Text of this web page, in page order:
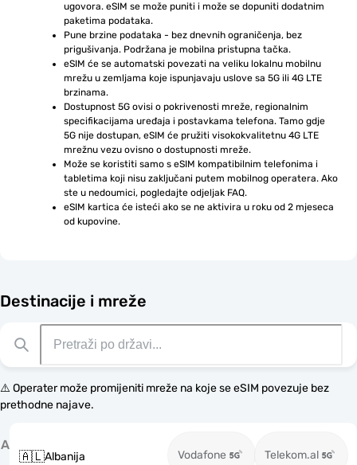
ugovora. eSIM se može puniti i može se dopuniti dodatnim
paketima podataka.
Pune brzine podataka - bez dnevnih ograničenja, bez
prigušivanja. Podržana je mobilna pristupna tačka.
eSIM će se automatski povezati na veliku lokalnu mobilnu
mrežu u zemljama koje ispunjavaju uslove sa 5G ili 4G LTE
brzinama.
Dostupnost 5G ovisi o pokrivenosti mreže, regionalnim
specifikacijama uređaja i postavkama telefona. Tamo gdje
5G nije dostupan, eSIM će pružiti visokokvalitetnu 4G LTE
mrežnu vezu ovisno o dostupnosti mreže.
Može se koristiti samo s eSIM kompatibilnim telefonima i
tabletima koji nisu zaključani putem mobilnog operatera. Ako
ste u nedoumici, pogledajte odjeljak FAQ.
eSIM kartica će isteći ako se ne aktivira u roku od 2 mjeseca
od kupovine.
Destinacije i mreže
⚠️ Operater može promijeniti mreže na koje se eSIM povezuje bez
prethodne najave.
A
🇦🇱Albanija Vodafone Telekom.al